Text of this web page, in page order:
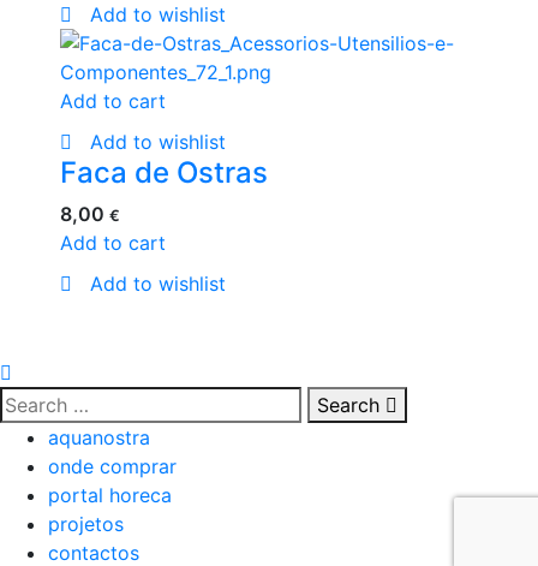
Add to wishlist
Add to cart
Add to wishlist
Faca de Ostras
8,00 €
Add to cart
Add to wishlist
Search
aquanostra
onde comprar
portal horeca
projetos
contactos